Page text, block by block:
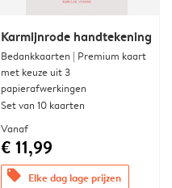
Karmijnrode handtekening
Bedankkaarten | Premium kaart
met keuze uit 3
papierafwerkingen
Set van 10 kaarten
Vanaf
€ 11,99
offers Elke dag lage prijzen